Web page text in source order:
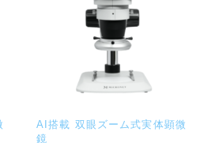
AI搭載 双眼ズーム式実体顕微
鏡